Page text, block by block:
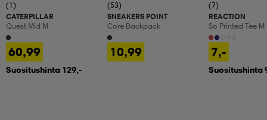
(1)
CATERPILLAR
Quest Mid M
60,99
Suositushinta 129,-
(53)
SNEAKERS POINT
Core Backpack
10,99
(7)
REACTION
So Printed Tee M
7,-
Suositushinta